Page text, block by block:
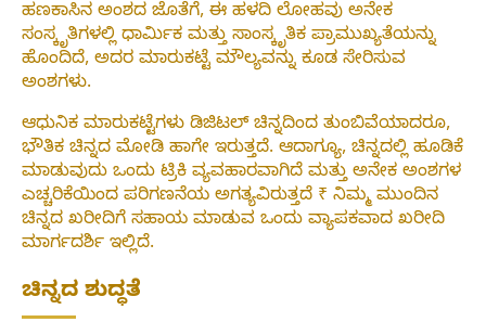
ಹಣಕಾಸಿನ ಅಂಶದ ಜೊತೆಗೆ, ಈ ಹಳದಿ ಲೋಹವು ಅನೇಕ
ಸಂಸ್ಕೃತಿಗಳಲ್ಲಿ ಧಾರ್ಮಿಕ ಮತ್ತು ಸಾಂಸ್ಕೃತಿಕ ಪ್ರಾಮುಖ್ಯತೆಯನ್ನು
ಹೊಂದಿದೆ, ಅದರ ಮಾರುಕಟ್ಟೆ ಮೌಲ್ಯವನ್ನು ಕೂಡ ಸೇರಿಸುವ
ಅಂಶಗಳು.
ಆಧುನಿಕ ಮಾರುಕಟ್ಟೆಗಳು ಡಿಜಿಟಲ್ ಚಿನ್ನದಿಂದ ತುಂಬಿವೆಯಾದರೂ,
ಭೌತಿಕ ಚಿನ್ನದ ಮೋಡಿ ಹಾಗೇ ಇರುತ್ತದೆ. ಆದಾಗ್ಯೂ, ಚಿನ್ನದಲ್ಲಿ ಹೂಡಿಕೆ
ಮಾಡುವುದು ಒಂದು ಟ್ರಿಕಿ ವ್ಯವಹಾರವಾಗಿದೆ ಮತ್ತು ಅನೇಕ ಅಂಶಗಳ
ಎಚ್ಚರಿಕೆಯಿಂದ ಪರಿಗಣನೆಯ ಅಗತ್ಯವಿರುತ್ತದೆ ₹ ನಿಮ್ಮ ಮುಂದಿನ
ಚಿನ್ನದ ಖರೀದಿಗೆ ಸಹಾಯ ಮಾಡುವ ಒಂದು ವ್ಯಾಪಕವಾದ ಖರೀದಿ
ಮಾರ್ಗದರ್ಶಿ ಇಲ್ಲಿದೆ.
ಚಿನ್ನದ ಶುದ್ಧತೆ